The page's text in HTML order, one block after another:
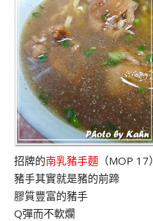
招牌的南乳豬手麵 （MOP 17）
豬手其實就是豬的前蹄
膠質豐富的豬手
Q彈而不軟爛